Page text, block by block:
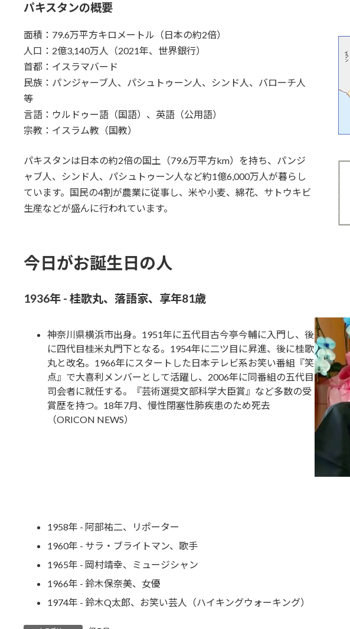
パキスタンの概要
面積：79.6万平方キロメートル（日本の約2倍）
人口：2億3,140万人（2021年、世界銀行）
首都：イスラマバード
民族：パンジャーブ人、パシュトゥーン人、シンド人、バローチ人
等
言語：ウルドゥー語（国語）、英語（公用語）
宗教：イスラム教（国教）
パキスタンは日本の約2倍の国土（79.6万平方km）を持ち、パンジ
ャブ人、シンド人、パシュトゥーン人など約1億6,000万人が暮らし
ています。国民の4割が農業に従事し、米や小麦、綿花、サトウキビ
生産などが盛んに行われています。
今日がお誕生日の人
1936年 - 桂歌丸、落語家、享年81歳
神奈川県横浜市出身。1951年に五代目古今亭今輔に入門し、後
に四代目桂米丸門下となる。1954年に二ツ目に昇進、後に桂歌
丸と改名。1966年にスタートした日本テレビ系お笑い番組『笑
点』で大喜利メンバーとして活躍し、2006年に同番組の五代目
司会者に就任する。『芸術選奨文部科学大臣賞』など多数の受
賞歴を持つ。18年7月、慢性閉塞性肺疾患のため死去
（ORICON NEWS）
1958年 - 阿部祐二、リポーター
1960年 - サラ・ブライトマン、歌手
1965年 - 岡村靖幸、ミュージシャン
1966年 - 鈴木保奈美、女優
1974年 - 鈴木Q太郎、お笑い芸人（ハイキングウォーキング）